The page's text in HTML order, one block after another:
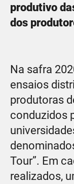
produtivo
dos
Na safra
ensaios
produtoras
conduzidos
Tour”. Em
realizados,